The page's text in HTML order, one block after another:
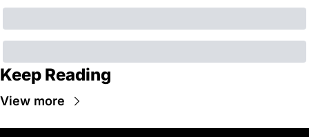
Keep Reading
View more